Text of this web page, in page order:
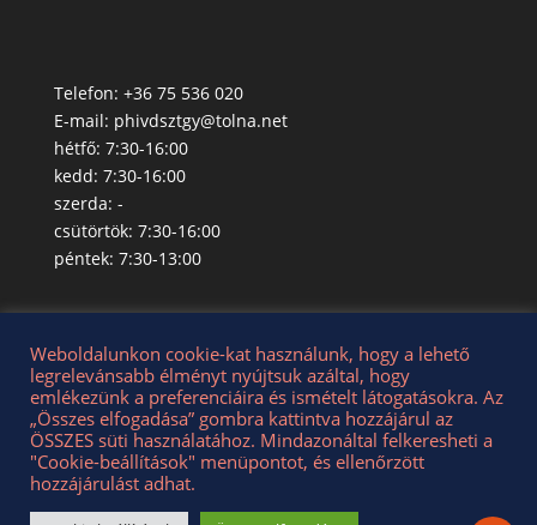
Telefon: +36 75 536 020
E-mail: phivdsztgy@tolna.net
hétfő: 7:30-16:00
kedd: 7:30-16:00
szerda: -
csütörtök: 7:30-16:00
péntek: 7:30-13:00
Adatkezelési Tájékoztató
Roma Nemz. Önk. Adatkezelési Tájékoztató
Impresszum
Weboldalunkon cookie-kat használunk, hogy a lehető
legrelevánsabb élményt nyújtsuk azáltal, hogy
emlékezünk a preferenciáira és ismételt látogatásokra. Az
„Összes elfogadása” gombra kattintva hozzájárul az
ÖSSZES süti használatához. Mindazonáltal felkeresheti a
"Cookie-beállítások" menüpontot, és ellenőrzött
hozzájárulást adhat.